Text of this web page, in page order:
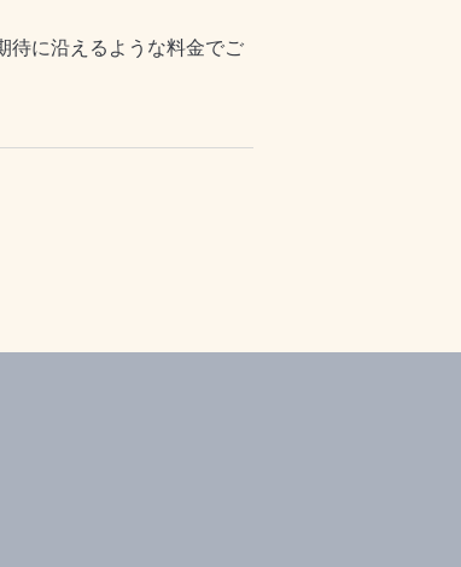
待に沿えるような料金でご